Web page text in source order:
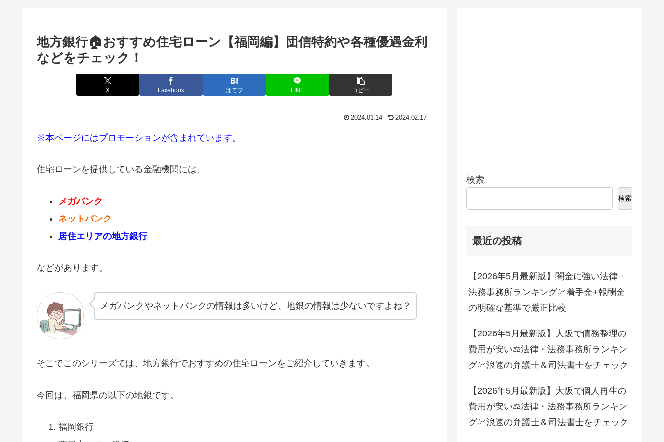
地方銀行🏠おすすめ住宅ローン【福岡編】団信特約や各種優遇金利
などをチェック！
X Facebook はてブ LINE コピー
2024.01.14 2024.02.17
※本ページにはプロモーションが含まれています。
住宅ローンを提供している金融機関には、
メガバンク
ネットバンク
居住エリアの地方銀行
などがあります。
メガバンクやネットバンクの情報は多いけど、地銀の情報は少ないですよね？
そこでこのシリーズでは、地方銀行でおすすめの住宅ローンをご紹介していきます。
今回は、福岡県の以下の地銀です。
福岡銀行
検索
検索
最近の投稿
【2026年5月最新版】闇金に強い法律・
法務事務所ランキング💹着手金+報酬金
の明確な基準で厳正比較
【2026年5月最新版】大阪で債務整理の
費用が安い⚖法律・法務事務所ランキン
グ💹浪速の弁護士＆司法書士をチェック
【2026年5月最新版】大阪で個人再生の
費用が安い⚖法律・法務事務所ランキン
グ💹浪速の弁護士＆司法書士をチェック